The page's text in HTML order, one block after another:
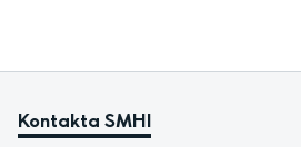
Kontakta SMHI